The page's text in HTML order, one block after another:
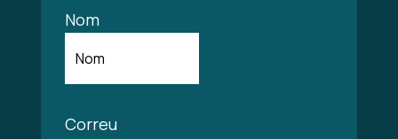
FacebookFacebook
Nom
Correu